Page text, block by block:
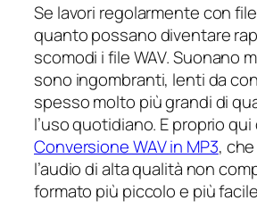
Se lavori regolarmente con
quanto possano diventare
scomodi i file WAV. Suonano
sono ingombranti, lenti da
spesso molto più grandi di
l’uso quotidiano. E proprio
Conversione WAV in MP3,
l’audio di alta qualità non
formato più piccolo e più